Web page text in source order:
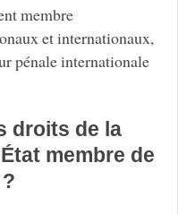
membre
et internationaux,
pénale internationale
droits de la
membre de